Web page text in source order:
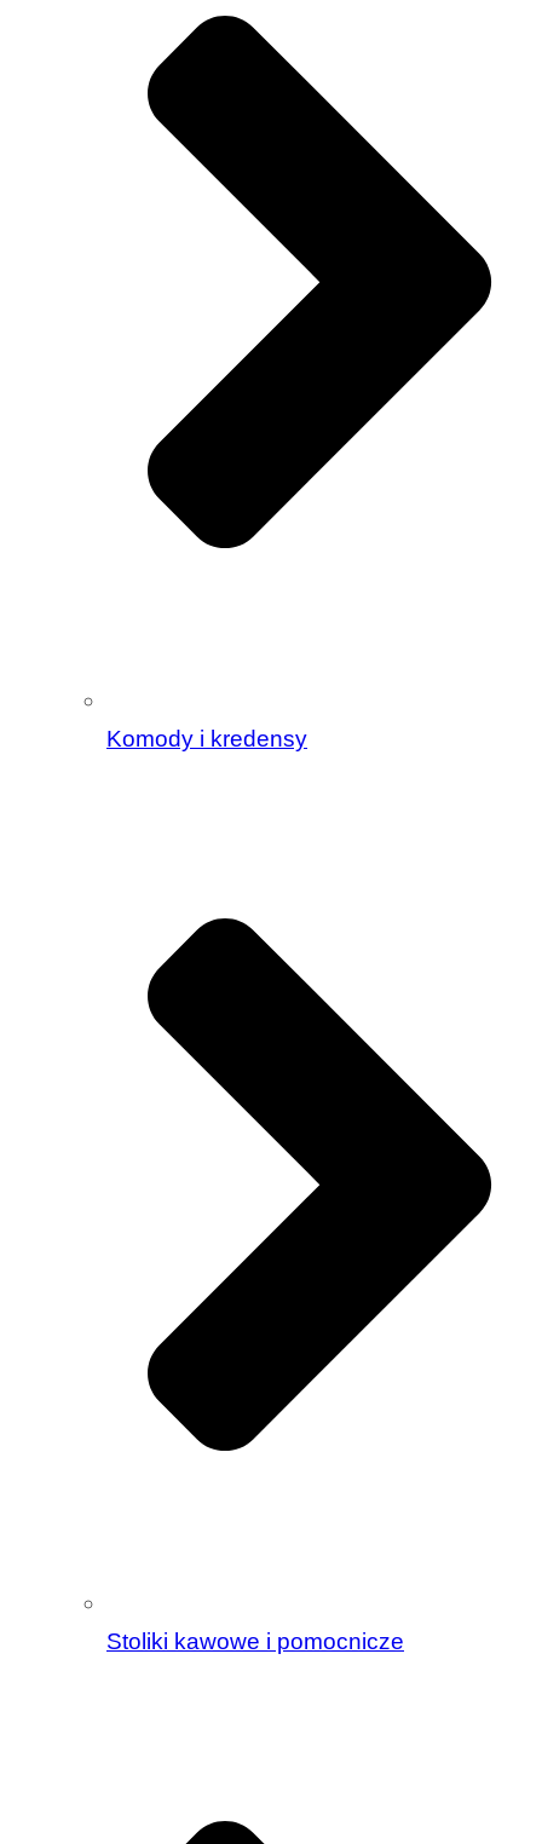
Komody i kredensy
Stoliki kawowe i pomocnicze